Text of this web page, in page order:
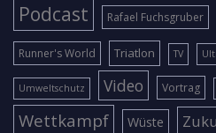
Podcast Rafael Fuchsgruber
Runner's World Triatlon TV
Umweltschutz Video Vortrag
Wettkampf Wüste